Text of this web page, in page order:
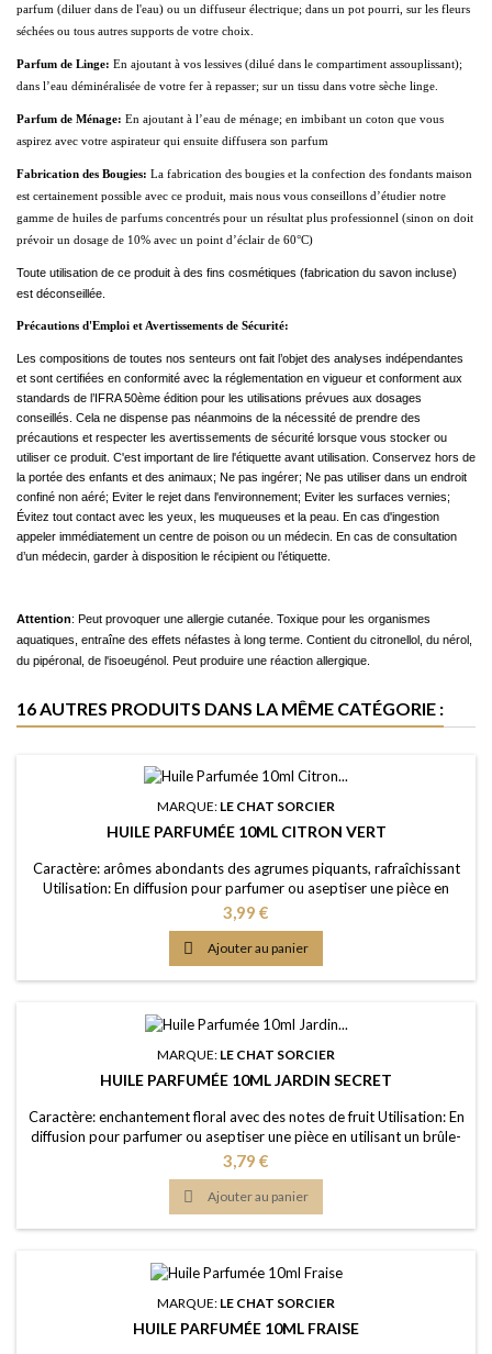
parfum (diluer dans de l'eau) ou un diffuseur électrique; dans un pot pourri, sur les fleurs
séchées ou tous autres supports de votre choix.
Parfum de Linge: En ajoutant à vos lessives (dilué dans le compartiment assouplissant);
dans l’eau déminéralisée de votre fer à repasser; sur un tissu dans votre sèche linge.
Parfum de Ménage: En ajoutant à l’eau de ménage; en imbibant un coton que vous
aspirez avec votre aspirateur qui ensuite diffusera son parfum
Fabrication des Bougies: La fabrication des bougies et la confection des fondants maison
est certainement possible avec ce produit, mais nous vous conseillons d’étudier notre
gamme de huiles de parfums concentrés pour un résultat plus professionnel (sinon on doit
prévoir un dosage de 10% avec un point d’éclair de 60°C)
Toute utilisation de ce produit à des fins cosmétiques (fabrication du savon incluse)
est déconseillée.
Précautions d'Emploi et Avertissements de Sécurité:
Les compositions de toutes nos senteurs ont fait l’objet des analyses indépendantes
et sont certifiées en conformité avec la réglementation en vigueur et conforment aux
standards de l’IFRA 50ème édition pour les utilisations prévues aux dosages
conseillés. Cela ne dispense pas néanmoins de la nécessité de prendre des
précautions et respecter les avertissements de sécurité lorsque vous stocker ou
utiliser ce produit. C'est important de lire l'étiquette avant utilisation. Conservez hors de
la portée des enfants et des animaux; Ne pas ingérer; Ne pas utiliser dans un endroit
confiné non aéré; Eviter le rejet dans l'environnement; Eviter les surfaces vernies;
Évitez tout contact avec les yeux, les muqueuses et la peau. En cas d'ingestion
appeler immédiatement un centre de poison ou un médecin. En cas de consultation
d’un médecin, garder à disposition le récipient ou l’étiquette.
Attention: Peut provoquer une allergie cutanée. Toxique pour les organismes
aquatiques, entraîne des effets néfastes à long terme. Contient du citronellol, du nérol,
du pipéronal, de l'isoeugénol. Peut produire une réaction allergique.
16 AUTRES PRODUITS DANS LA MÊME CATÉGORIE :
MARQUE: LE CHAT SORCIER
HUILE PARFUMÉE 10ML CITRON VERT
Caractère: arômes abondants des agrumes piquants, rafraîchissant
Utilisation: En diffusion pour parfumer ou aseptiser une pièce en
utilisant un brûle-parfum ou un diffuseur (diluée dans de l'eau); dans
un pot-pourri ou sur les fleurs séchées; en ajoutant à vos lessives ou
votre eau de ménage Elaboration: Une huile de parfum de première
qualité, portée...
Prix
3,99 €
 Ajouter au panier
MARQUE: LE CHAT SORCIER
HUILE PARFUMÉE 10ML JARDIN SECRET
Caractère: enchantement floral avec des notes de fruit Utilisation: En
diffusion pour parfumer ou aseptiser une pièce en utilisant un brûle-
parfum ou un diffuseur (diluée dans de l'eau); dans un pot-pourri ou
sur les fleurs séchées; en ajoutant à vos lessives ou votre eau de
ménage Elaboration: Une huile de parfum de première qualité,
portée dans...
Prix
3,79 €
 Ajouter au panier
MARQUE: LE CHAT SORCIER
HUILE PARFUMÉE 10ML FRAISE